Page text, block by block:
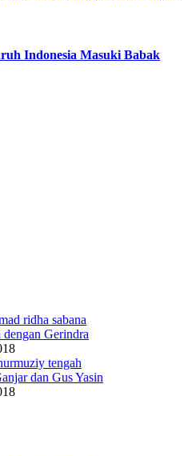
Indonesia Masuki Babak
Gerindra
dan Gus Yasin